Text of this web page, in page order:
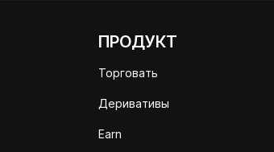
ПРОДУКТ
Торговать
Деривативы
Earn